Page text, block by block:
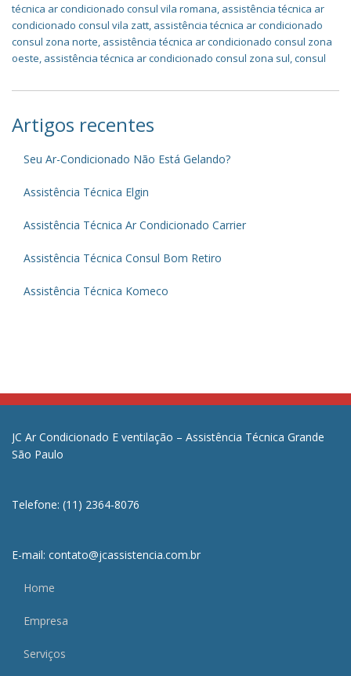
técnica ar condicionado consul vila romana, assistência técnica ar
condicionado consul vila zatt, assistência técnica ar condicionado
consul zona norte, assistência técnica ar condicionado consul zona
oeste, assistência técnica ar condicionado consul zona sul,consul
Artigos recentes
Seu Ar-Condicionado Não Está Gelando?
Assistência Técnica Elgin
Assistência Técnica Ar Condicionado Carrier
Assistência Técnica Consul Bom Retiro
Assistência Técnica Komeco
JC Ar Condicionado E ventilação – Assistência Técnica Grande
São Paulo
Telefone: (11) 2364-8076
E-mail: contato@jcassistencia.com.br
Home
Empresa
Serviços